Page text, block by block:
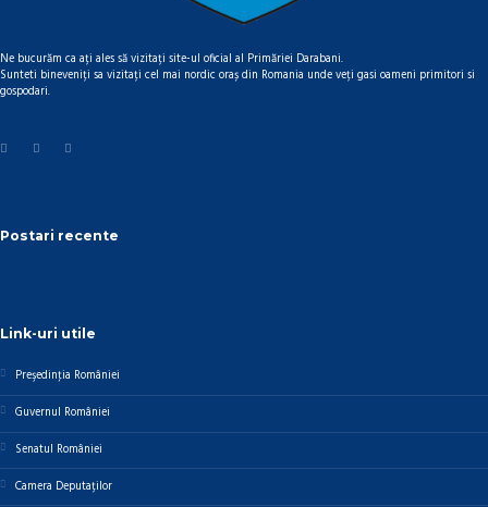
Ne bucurăm ca ați ales să vizitați site-ul oficial al Primăriei Darabani.
Sunteti bineveniți sa vizitați cel mai nordic oraș din Romania unde veți gasi oameni primitori si
gospodari.
Postari recente
Link-uri utile
Preşedinţia României
Guvernul României
Senatul României
Camera Deputaților